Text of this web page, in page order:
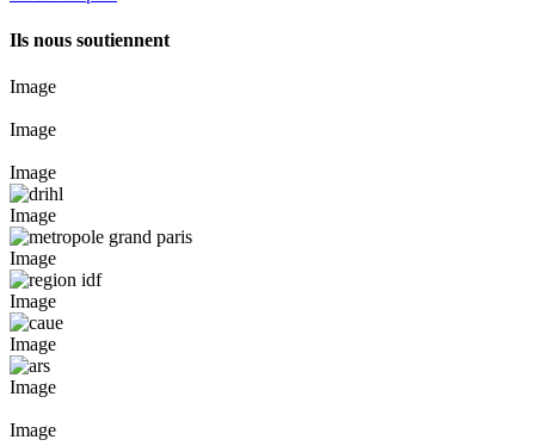
Ils nous soutiennent
Image
Image
Image
Image
Image
Image
Image
Image
Image